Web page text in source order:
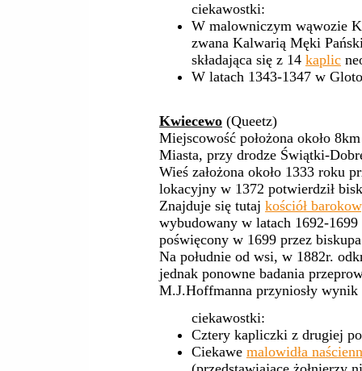
ciekawostki:
W malowniczym wąwozie
zwana Kalwarią Męki
składająca się z 14 kaplic
W latach 1343-1347 w
Kwiecewo (Queetz)
Miejscowość położona około
Miasta, przy drodze Świątki-
Wieś założona około 1333 roku
lokacyjny w 1372 potwierdził
Znajduje się tutaj kościół
wybudowany w latach 1692-
poświęcony w 1699 przez
Na południe od wsi, w 1882r.
jednak ponowne badania
M.J.Hoffmanna przyniosły wynik
ciekawostki:
Cztery kapliczki z drugiej
Ciekawe malowidła